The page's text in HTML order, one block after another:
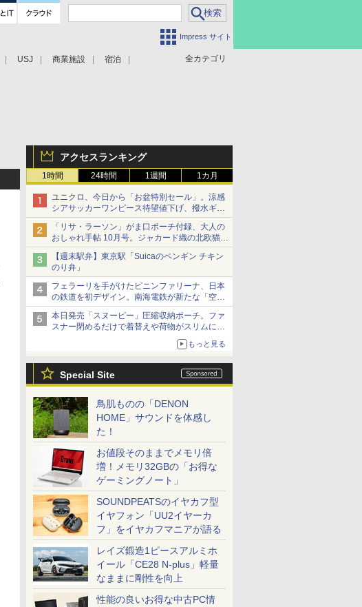
Impress サイト
全カテゴリ
USJ 商業施設 宿泊
アクセスランキング
1時間 24時間 1週間 1カ月
ユニクロ、今日から「お盆特別セール」。涼感
シアサッカーワンピース待望値下げ、撥水ギア
ショーツは1990円に
「リサ・ラーソン」がま口ポーチ付録、大人の
おしゃれ手帖 10月号。ジャカード織の北欧猫デ
ザイン
【週末駅弁】東京駅「Suicaのペンギン チキン
のり弁」
フェラーリを手がけたピニンファリーナ、日本
の鉄道を初デザイン。南海電鉄が新たな「空港
特急」をなにわ筋線へ導入
本日発売「スヌーピー」圧縮収納ポーチ。ファ
スナー閉めるだけで着替えや荷物がスリムにま
もっと見る
Special Site
鳥肌ものの「DENON
HOME」サウンドを体感し
た！
お値段そのままでメモリ倍
増！メモリ32GBの「お得な
ゲーミングノート」
SOUNDPEATSのイヤカフ型
イヤフォン「UU2イヤーカ
フ」をイヤカフマニアが語る
レイズ鍛造1ピースアルミホ
イール「CE28 N-plus」軽量
なままに剛性を向上
性能の良いお得な中古PC情